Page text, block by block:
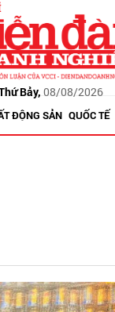
Bảy, 08/08/2026
ĐỘNG SẢN QUỐC TẾ